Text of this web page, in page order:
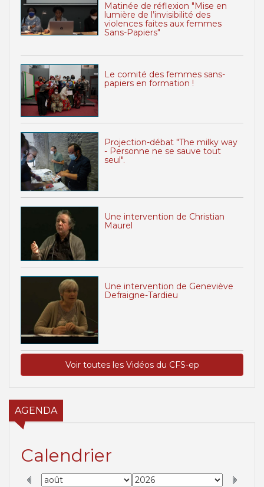
Matinée de réflexion "Mise en
lumière de l’invisibilité des
violences faites aux femmes
Sans-Papiers"
Le comité des femmes sans-
papiers en formation !
Projection-débat "The milky way
- Personne ne se sauve tout
seul".
Une intervention de Christian
Maurel
Une intervention de Geneviève
Defraigne-Tardieu
Voir toutes les Vidéos du CFS-ep
AGENDA
Calendrier